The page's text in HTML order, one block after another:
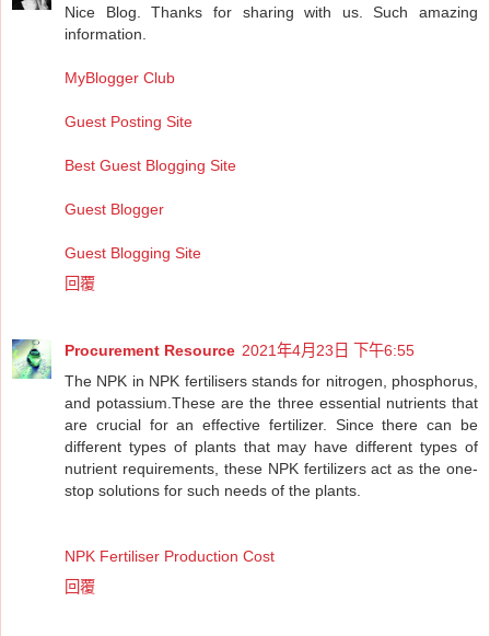
Nice Blog. Thanks for sharing with us. Such amazing
information.
MyBlogger Club
Guest Posting Site
Best Guest Blogging Site
Guest Blogger
Guest Blogging Site
回覆
Procurement Resource 2021年4月23日 下午6:55
The NPK in NPK fertilisers stands for nitrogen, phosphorus,
and potassium.These are the three essential nutrients that
are crucial for an effective fertilizer. Since there can be
different types of plants that may have different types of
nutrient requirements, these NPK fertilizers act as the one-
stop solutions for such needs of the plants.
NPK Fertiliser Production Cost
回覆